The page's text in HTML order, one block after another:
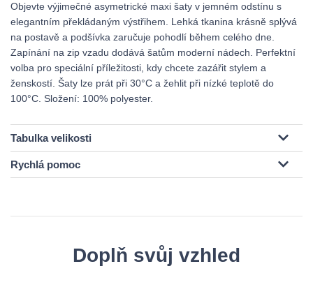
Objevte výjimečné asymetrické maxi šaty v jemném odstínu s
elegantním překládaným výstřihem. Lehká tkanina krásně splývá
na postavě a podšívka zaručuje pohodlí během celého dne.
Zapínání na zip vzadu dodává šatům moderní nádech. Perfektní
volba pro speciální příležitosti, kdy chcete zazářit stylem a
ženskostí. Šaty lze prát při 30°C a žehlit při nízké teplotě do
100°C. Složení: 100% polyester.
Tabulka velikosti
Rychlá pomoc
Doplň svůj vzhled